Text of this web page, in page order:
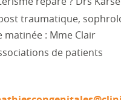
traumatique,
: Mme Clair
de patients